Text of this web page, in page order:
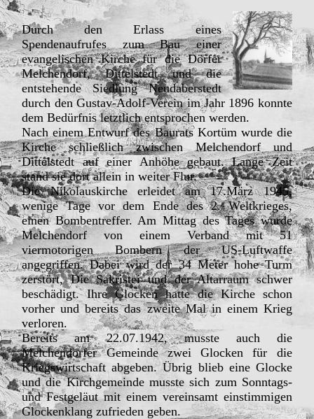
Durch den Erlass eines
Spendenaufrufes zum Bau einer
evangelischen Kirche für die Dörfer
Melchendorf, Dittelstedt und die
entstehende Siedlung Neudaberstedt
durch den Gustav-Adolf-Verein im Jahr 1896 konnte
dem Bedürfnis letztlich entsprochen werden.
Nach einem Entwurf des Baurats Kortüm wurde die
Kirche schließlich zwischen Melchendorf und
Dittelstedt auf einer Anhöhe gebaut. Lange Zeit
stand sie dort allein in weiter Flur.
Die Nikolauskirche erleidet am 17.März 1945,
wenige Tage vor dem Ende des 2. Weltkrieges,
einen Bombentreffer. Am Mittag des Tages wurde
Melchendorf von einem Verband mit 51
viermotorigen Bombern der US-Luftwaffe
angegriffen. Dabei wird der 34 Meter hohe Turm
zerstört, Die Sakristei und der Altarraum schwer
beschädigt. Ihre Glocken hatte die Kirche schon
vorher und bereits das zweite Mal in einem Krieg
verloren.
Bereits am 22.07.1942, musste auch die
Melchendorfer Gemeinde zwei Glocken für die
Kriegswirtschaft abgeben. Übrig blieb eine Glocke
und die Kirchgemeinde musste sich zum Sonntags-
und Festgeläut mit einem vereinsamt einstimmigen
Glockenklang zufrieden geben.